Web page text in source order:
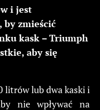
i jest
by zmieścić
kask – Triumph
aby się
litrów lub dwa kaski i
nie wpływać na